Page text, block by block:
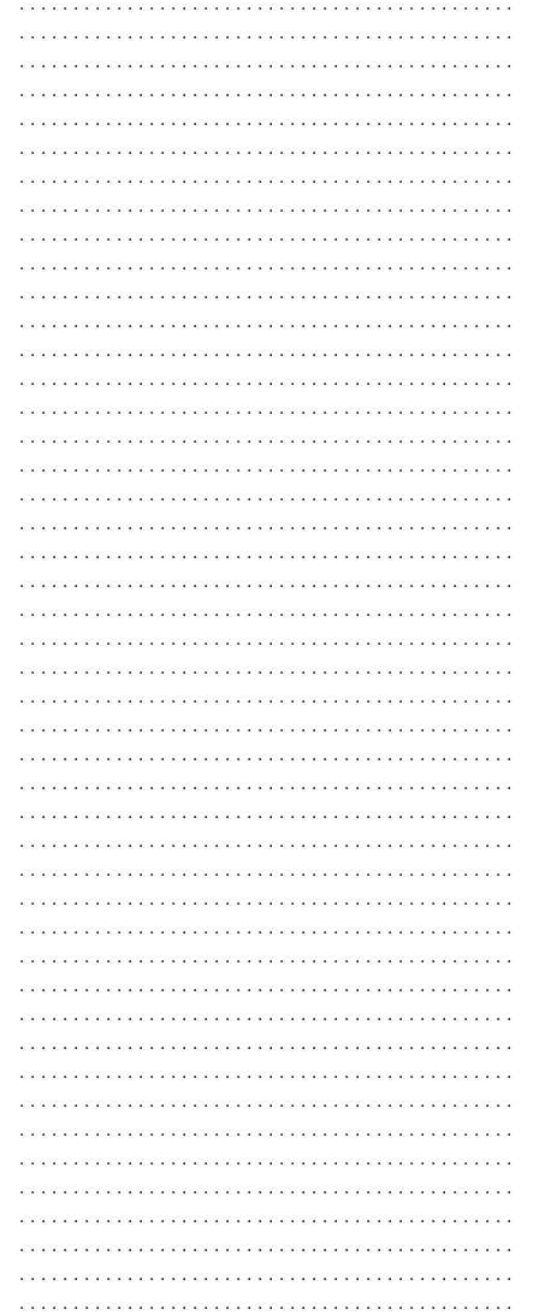
. . . . . . . . . . . . . . . . . . . . . . . . . . . . . . . . . . . . . . . . . . . . . .
. . . . . . . . . . . . . . . . . . . . . . . . . . . . . . . . . . . . . . . . . . . . . .
. . . . . . . . . . . . . . . . . . . . . . . . . . . . . . . . . . . . . . . . . . . . . .
. . . . . . . . . . . . . . . . . . . . . . . . . . . . . . . . . . . . . . . . . . . . . .
. . . . . . . . . . . . . . . . . . . . . . . . . . . . . . . . . . . . . . . . . . . . . .
. . . . . . . . . . . . . . . . . . . . . . . . . . . . . . . . . . . . . . . . . . . . . .
. . . . . . . . . . . . . . . . . . . . . . . . . . . . . . . . . . . . . . . . . . . . . .
. . . . . . . . . . . . . . . . . . . . . . . . . . . . . . . . . . . . . . . . . . . . . .
. . . . . . . . . . . . . . . . . . . . . . . . . . . . . . . . . . . . . . . . . . . . . .
. . . . . . . . . . . . . . . . . . . . . . . . . . . . . . . . . . . . . . . . . . . . . .
. . . . . . . . . . . . . . . . . . . . . . . . . . . . . . . . . . . . . . . . . . . . . .
. . . . . . . . . . . . . . . . . . . . . . . . . . . . . . . . . . . . . . . . . . . . . .
. . . . . . . . . . . . . . . . . . . . . . . . . . . . . . . . . . . . . . . . . . . . . .
. . . . . . . . . . . . . . . . . . . . . . . . . . . . . . . . . . . . . . . . . . . . . .
. . . . . . . . . . . . . . . . . . . . . . . . . . . . . . . . . . . . . . . . . . . . . .
. . . . . . . . . . . . . . . . . . . . . . . . . . . . . . . . . . . . . . . . . . . . . .
. . . . . . . . . . . . . . . . . . . . . . . . . . . . . . . . . . . . . . . . . . . . . .
. . . . . . . . . . . . . . . . . . . . . . . . . . . . . . . . . . . . . . . . . . . . . .
. . . . . . . . . . . . . . . . . . . . . . . . . . . . . . . . . . . . . . . . . . . . . .
. . . . . . . . . . . . . . . . . . . . . . . . . . . . . . . . . . . . . . . . . . . . . .
. . . . . . . . . . . . . . . . . . . . . . . . . . . . . . . . . . . . . . . . . . . . . .
. . . . . . . . . . . . . . . . . . . . . . . . . . . . . . . . . . . . . . . . . . . . . .
. . . . . . . . . . . . . . . . . . . . . . . . . . . . . . . . . . . . . . . . . . . . . .
. . . . . . . . . . . . . . . . . . . . . . . . . . . . . . . . . . . . . . . . . . . . . .
. . . . . . . . . . . . . . . . . . . . . . . . . . . . . . . . . . . . . . . . . . . . . .
. . . . . . . . . . . . . . . . . . . . . . . . . . . . . . . . . . . . . . . . . . . . . .
. . . . . . . . . . . . . . . . . . . . . . . . . . . . . . . . . . . . . . . . . . . . . .
. . . . . . . . . . . . . . . . . . . . . . . . . . . . . . . . . . . . . . . . . . . . . .
. . . . . . . . . . . . . . . . . . . . . . . . . . . . . . . . . . . . . . . . . . . . . .
. . . . . . . . . . . . . . . . . . . . . . . . . . . . . . . . . . . . . . . . . . . . . .
. . . . . . . . . . . . . . . . . . . . . . . . . . . . . . . . . . . . . . . . . . . . . .
. . . . . . . . . . . . . . . . . . . . . . . . . . . . . . . . . . . . . . . . . . . . . .
. . . . . . . . . . . . . . . . . . . . . . . . . . . . . . . . . . . . . . . . . . . . . .
. . . . . . . . . . . . . . . . . . . . . . . . . . . . . . . . . . . . . . . . . . . . . .
. . . . . . . . . . . . . . . . . . . . . . . . . . . . . . . . . . . . . . . . . . . . . .
. . . . . . . . . . . . . . . . . . . . . . . . . . . . . . . . . . . . . . . . . . . . . .
. . . . . . . . . . . . . . . . . . . . . . . . . . . . . . . . . . . . . . . . . . . . . .
. . . . . . . . . . . . . . . . . . . . . . . . . . . . . . . . . . . . . . . . . . . . . .
. . . . . . . . . . . . . . . . . . . . . . . . . . . . . . . . . . . . . . . . . . . . . .
. . . . . . . . . . . . . . . . . . . . . . . . . . . . . . . . . . . . . . . . . . . . . .
. . . . . . . . . . . . . . . . . . . . . . . . . . . . . . . . . . . . . . . . . . . . . .
. . . . . . . . . . . . . . . . . . . . . . . . . . . . . . . . . . . . . . . . . . . . . .
. . . . . . . . . . . . . . . . . . . . . . . . . . . . . . . . . . . . . . . . . . . . . .
. . . . . . . . . . . . . . . . . . . . . . . . . . . . . . . . . . . . . . . . . . . . . .
. . . . . . . . . . . . . . . . . . . . . . . . . . . . . . . . . . . . . . . . . . . . . .